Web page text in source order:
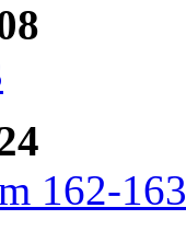
162-163